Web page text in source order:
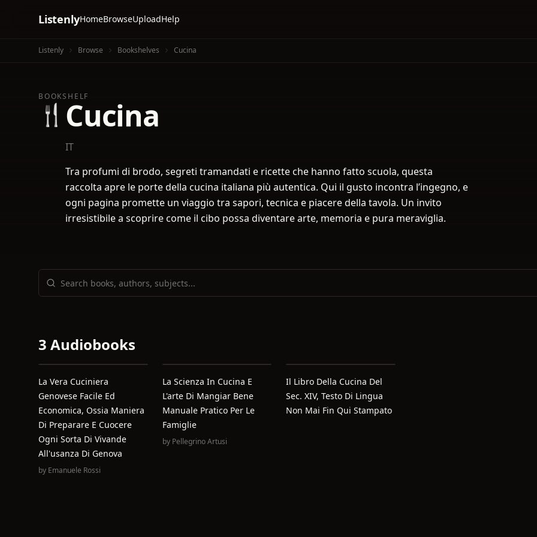
ListenlyHomeBrowseUploadHelp
Listenly Browse Bookshelves Cucina
BOOKSHELF
🍴 Cucina
IT
Tra profumi di brodo, segreti tramandati e ricette che hanno fatto scuola, questa
raccolta apre le porte della cucina italiana più autentica. Qui il gusto incontra l’ingegno, e
ogni pagina promette un viaggio tra sapori, tecnica e piacere della tavola. Un invito
irresistibile a scoprire come il cibo possa diventare arte, memoria e pura meraviglia.
3 Audiobooks
La Vera Cuciniera
Genovese Facile Ed
Economica, Ossia Maniera
Di Preparare E Cuocere
Ogni Sorta Di Vivande
All'usanza Di Genova
by Emanuele Rossi
La Scienza In Cucina E
L'arte Di Mangiar Bene
Manuale Pratico Per Le
Famiglie
by Pellegrino Artusi
Il Libro Della Cucina Del
Sec. XIV, Testo Di Lingua
Non Mai Fin Qui Stampato